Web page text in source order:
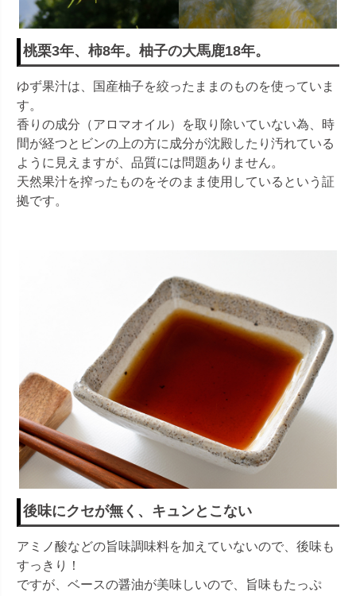
桃栗3年、柿8年。柚子の大馬鹿18年。
ゆず果汁は、国産柚子を絞ったままのものを使っていま
す。
香りの成分（アロマオイル）を取り除いていない為、時
間が経つとビンの上の方に成分が沈殿したり汚れている
ように見えますが、品質には問題ありません。
天然果汁を搾ったものをそのまま使用しているという証
拠です。
後味にクセが無く、キュンとこない
アミノ酸などの旨味調味料を加えていないので、後味も
すっきり！
ですが、ベースの醤油が美味しいので、旨味もたっぷ